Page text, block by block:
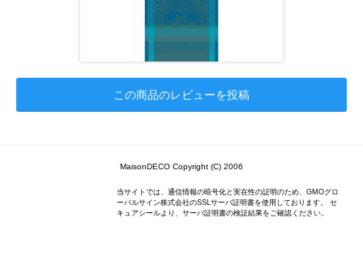
この商品のレビューを投稿
MaisonDECO Copyright (C) 2006
当サイトでは、通信情報の暗号化と実在性の証明のため、GMOグロ
ーバルサイン株式会社のSSLサーバ証明書を使用しております。 セ
キュアシールより、サーバ証明書の検証結果をご確認ください。